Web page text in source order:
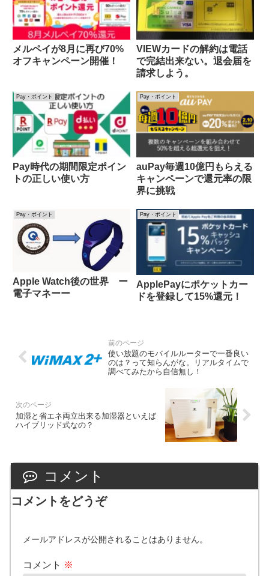
メルペイが8月に再び70%
オフキャンペーン開催！
VIEWカードの解約は電話
で完結出来ない。退会届を
請求しよう。
Pay・ポイント
Pay時代の期間限定ポイン
トの正しい使い方
Pay・ポイント
auPay毎週10億円もらえる
キャンペーンで還元率の限
界に挑戦
Pay・ポイント
Apple Watch後の世界 ー
電子マネーー
Pay・ポイント
ApplePayにポケットカー
ドを登録して15%還元！
使い放題のモバイルルーターで一番良い
のは？って知らんがな。リアルタイムで
調べてみたから自信無し！
加湿と省エネ両立出来る加湿器といえば
ハイブリッド式なの？
コメント
コメントをどうぞ
メールアドレスが公開されることはありません。
コメント ※